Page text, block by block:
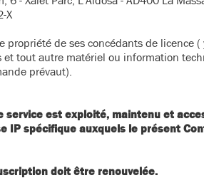
X
de ses concédants de licence
tout autre matériel ou information
prévaut).
service est exploité, maintenu et
IP spécifique auxquels le présent
doit être renouvelée.